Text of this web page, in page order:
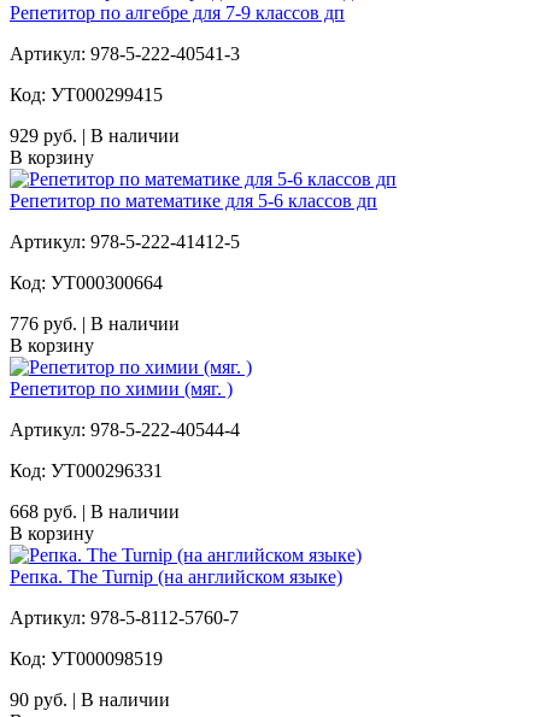
Репетитор по алгебре для 7-9 классов дп
Артикул: 978-5-222-40541-3
Код: УТ000299415
929 руб. | В наличии
В корзину
Репетитор по математике для 5-6 классов дп
Артикул: 978-5-222-41412-5
Код: УТ000300664
776 руб. | В наличии
В корзину
Репетитор по химии (мяг. )
Артикул: 978-5-222-40544-4
Код: УТ000296331
668 руб. | В наличии
В корзину
Репка. The Turnip (на английском языке)
Артикул: 978-5-8112-5760-7
Код: УТ000098519
90 руб. | В наличии